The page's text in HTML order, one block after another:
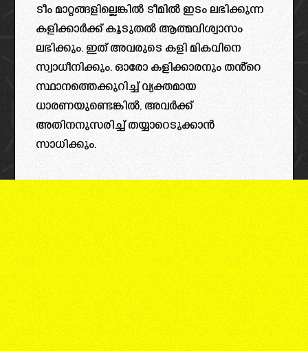
ടീം മാറ്റങ്ങളില്ലെങ്കിൽ ടീമിൽ ഇടം ലഭിക്കുന്ന
കളിക്കാർക്ക് കൂടുതൽ ആത്മവിശ്വാസം
ലഭിക്കും. ഇത് അവരുടെ കളി മികവിനെ
സ്വാധീനിക്കും. ഓരോ കളിക്കാരനും തൻ്റെ
സ്ഥാനത്തെക്കുറിച്ച് വ്യക്തമായ
ധാരണയുണ്ടെങ്കിൽ, അവർക്ക്
അതിനനുസരിച്ച് തയ്യാറെടുക്കാൻ
സാധിക്കും.